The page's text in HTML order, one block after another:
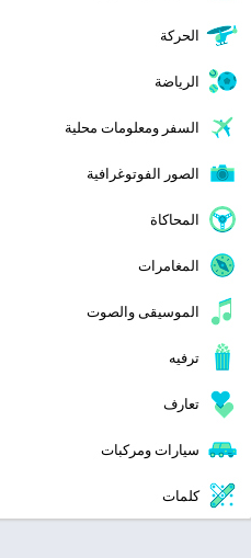
الحركة
الرياضة
السفر ومعلومات محلية
الصور الفوتوغرافية
المحاكاة
المغامرات
الموسيقى والصوت
ترفيه
تعارف
سيارات ومركبات
كلمات